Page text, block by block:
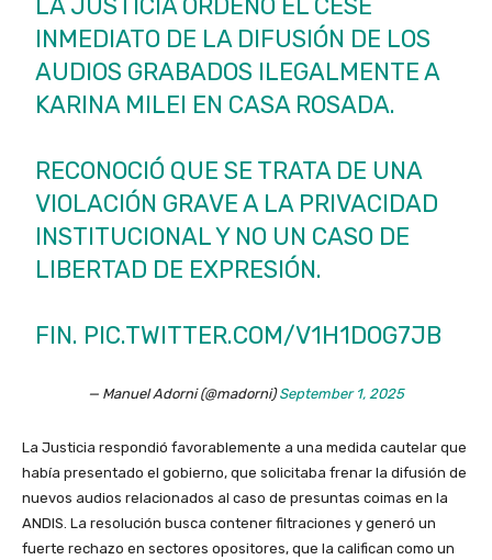
LA JUSTICIA ORDENÓ EL CESE
INMEDIATO DE LA DIFUSIÓN DE LOS
AUDIOS GRABADOS ILEGALMENTE A
KARINA MILEI EN CASA ROSADA.
RECONOCIÓ QUE SE TRATA DE UNA
VIOLACIÓN GRAVE A LA PRIVACIDAD
INSTITUCIONAL Y NO UN CASO DE
LIBERTAD DE EXPRESIÓN.
FIN. PIC.TWITTER.COM/V1H1DOG7JB
— Manuel Adorni (@madorni)September 1, 2025
La Justicia respondió favorablemente a una medida cautelar que
había presentado el gobierno, que solicitaba frenar la difusión de
nuevos audios relacionados al caso de presuntas coimas en la
ANDIS. La resolución busca contener filtraciones y generó un
fuerte rechazo en sectores opositores, que la califican como un